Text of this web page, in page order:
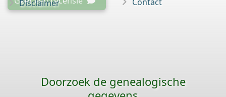
Disclaimer
Doorzoek de genealogische